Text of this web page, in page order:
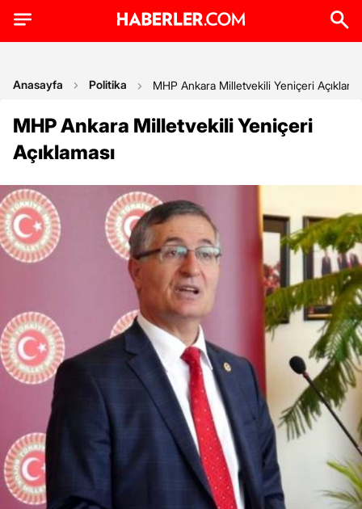
Anasayfa Politika MHP Ankara Milletvekili Yeniçeri
MHP Ankara Milletvekili Yeniçeri
Açıklaması